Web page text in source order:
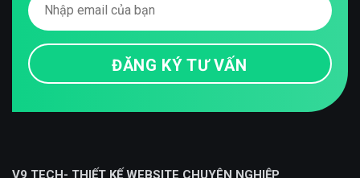
V9 TECH- THIẾT KẾ WEBSITE CHUYÊN NGHIỆP